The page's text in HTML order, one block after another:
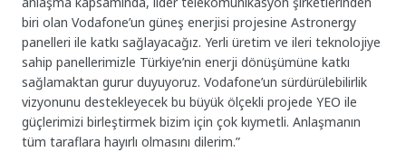
biri olan Vodafone’un güneş enerjisi projesine Astronergy
panelleri ile katkı sağlayacağız. Yerli üretim ve ileri teknolojiye
sahip panellerimizle Türkiye’nin enerji dönüşümüne katkı
sağlamaktan gurur duyuyoruz. Vodafone’un sürdürülebilirlik
vizyonunu destekleyecek bu büyük ölçekli projede YEO ile
güçlerimizi birleştirmek bizim için çok kıymetli. Anlaşmanın
tüm taraflara hayırlı olmasını dilerim.”